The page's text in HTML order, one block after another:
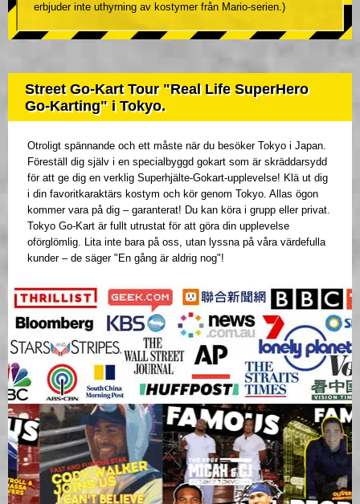
erbjuder inte uthyrning av kostymer från Mario-serien.)
Street Go-Kart Tour "Real Life SuperHero
Go-Karting" i Tokyo.
Otroligt spännande och ett måste när du besöker Tokyo i Japan.
Föreställ dig själv i en specialbyggd gokart som är skräddarsydd
för att ge dig en verklig Superhjälte-Gokart-upplevelse! Klä ut dig
i din favoritkaraktärs kostym och kör genom Tokyo. Allas ögon
kommer vara på dig – garanterat! Du kan köra i grupp eller privat.
Tokyo Go-Kart är fullt utrustat för att göra din upplevelse
oförglömlig. Lita inte bara på oss, utan lyssna på våra värdefulla
kunder – de säger "En gång är aldrig nog"!